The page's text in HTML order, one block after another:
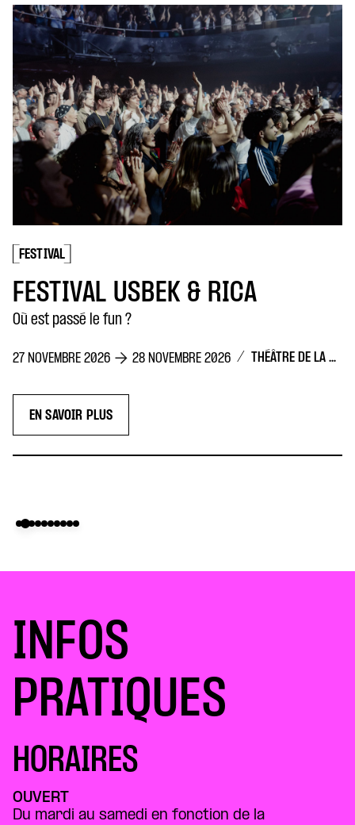
FESTIVAL
FESTIVAL USBEK & RICA
Où est passé le fun ?
27 NOVEMBRE 2026 28 NOVEMBRE 2026 / THÉÂTRE DE LA CONCORDE
EN SAVOIR PLUS
INFOS
PRATIQUES
HORAIRES
OUVERT
Du mardi au samedi en fonction de la